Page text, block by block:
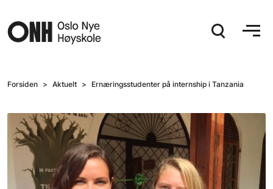
Forsiden Aktuelt Ernæringsstudenter på internship i Tanzania